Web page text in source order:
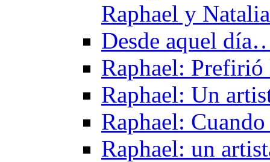
Raphael y
Desde aquel
Raphael:
Raphael: Un
Raphael:
Raphael: un